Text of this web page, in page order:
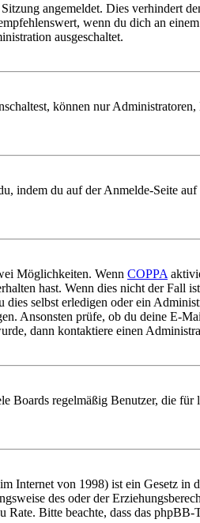
angemeldet. Dies verhindert
wenn du dich an
ausgeschaltet.
können nur
indem du auf der Anmelde-Seite auf
Möglichkeiten. Wenn COPPA
hast. Wenn dies nicht der Fall
selbst erledigen oder ein
Ansonsten prüfe, ob du deine E-
dann kontaktiere einen
Boards regelmäßig Benutzer, die für
Internet von 1998) ist ein Gesetz in
des oder der
Bitte beachte, dass das phpBB-